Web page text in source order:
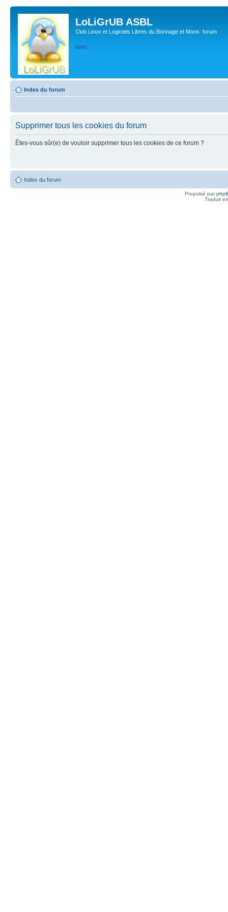
LoLiGrUB ASBL
Club Linux et Logiciels Libres du Borinage et Mons: forum
WIKI
Index du forum
Supprimer tous les cookies du forum
Êtes-vous sûr(e) de vouloir supprimer tous les cookies de ce forum ?
Index du forum
Propulsé par
Traduit